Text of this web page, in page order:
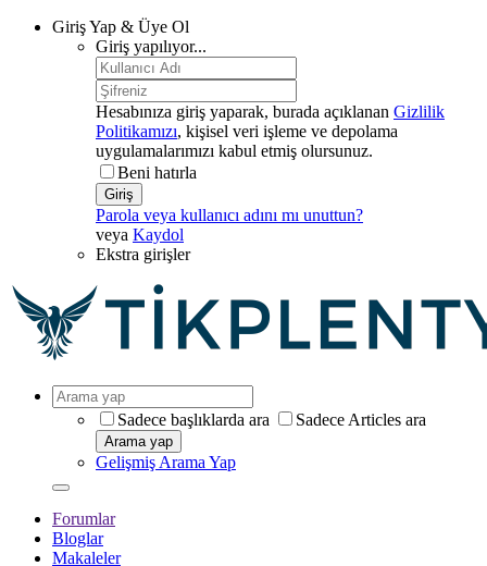
Giriş Yap & Üye Ol
Giriş yapılıyor...
Hesabınıza giriş yaparak, burada açıklanan Gizlilik
Politikamızı, kişisel veri işleme ve depolama
uygulamalarımızı kabul etmiş olursunuz.
Beni hatırla
Giriş
Parola veya kullanıcı adını mı unuttun?
veya Kaydol
Ekstra girişler
Sadece başlıklarda ara Sadece Articles ara
Arama yap
Gelişmiş Arama Yap
Forumlar
Bloglar
Makaleler